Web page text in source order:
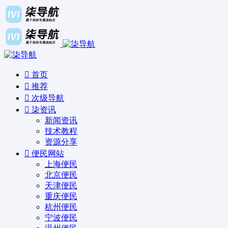
首页
推荐
次级导航
柒资讯
新闻资讯
技术教程
资源分享
便民网站
上海便民
北京便民
天津便民
重庆便民
杭州便民
宁波便民